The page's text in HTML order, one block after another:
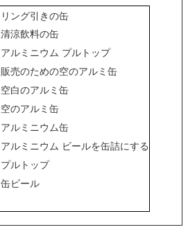
リング引きの缶
清涼飲料の缶
アルミニウム プルトップ
販売のための空のアルミ缶
空白のアルミ缶
空のアルミ缶
アルミニウム缶
アルミニウム ビールを缶詰にする
プルトップ
缶ビール